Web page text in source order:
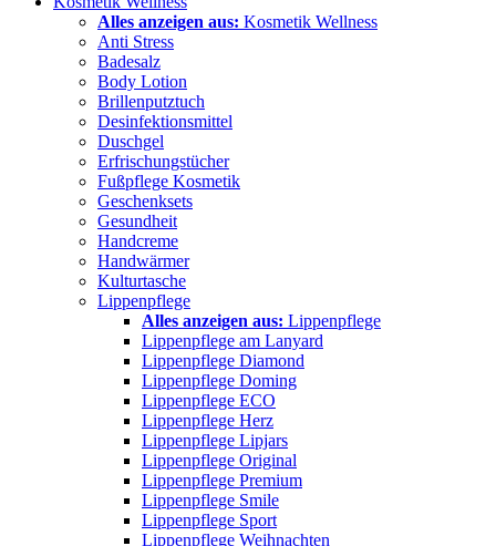
Alles anzeigen aus: Kosmetik Wellness
Anti Stress
Badesalz
Body Lotion
Brillenputztuch
Desinfektionsmittel
Duschgel
Erfrischungstücher
Fußpflege Kosmetik
Geschenksets
Gesundheit
Handcreme
Handwärmer
Kulturtasche
Lippenpflege
Alles anzeigen aus: Lippenpflege
Lippenpflege am Lanyard
Lippenpflege Diamond
Lippenpflege Doming
Lippenpflege ECO
Lippenpflege Herz
Lippenpflege Lipjars
Lippenpflege Original
Lippenpflege Premium
Lippenpflege Smile
Lippenpflege Sport
Lippenpflege Weihnachten